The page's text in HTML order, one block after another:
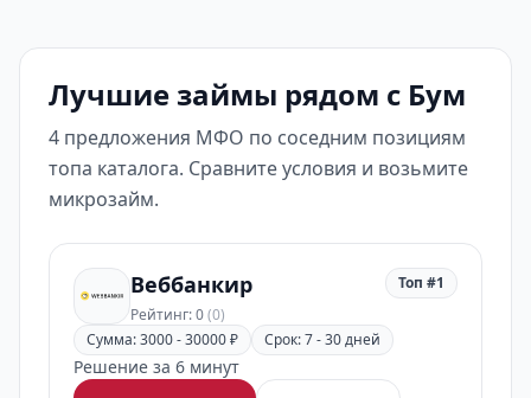
Лучшие займы рядом с Бум
4 предложения МФО по соседним позициям
топа каталога. Сравните условия и возьмите
микрозайм.
Веббанкир
Рейтинг: 0(0)
Топ #1
Сумма: 3000 - 30000 ₽ Срок: 7 - 30 дней
Решение за 6 минут